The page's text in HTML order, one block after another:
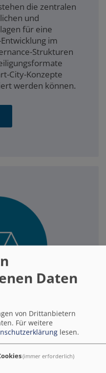
die zentralen
und
für eine
im
Strukturen
City-Konzepte
werden können.
das notwendige
Vergaberecht und
Aspekten der
Daten
von Drittanbietern
Für weitere
lesen.
(immer erforderlich)